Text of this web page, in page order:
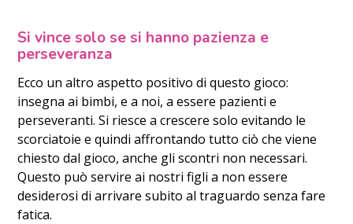
Si vince solo se si hanno pazienza e
perseveranza
Ecco un altro aspetto positivo di questo gioco:
insegna ai bimbi, e a noi, a essere pazienti e
perseveranti. Si riesce a crescere solo evitando le
scorciatoie e quindi affrontando tutto ciò che viene
chiesto dal gioco, anche gli scontri non necessari.
Questo può servire ai nostri figli a non essere
desiderosi di arrivare subito al traguardo senza fare
fatica.